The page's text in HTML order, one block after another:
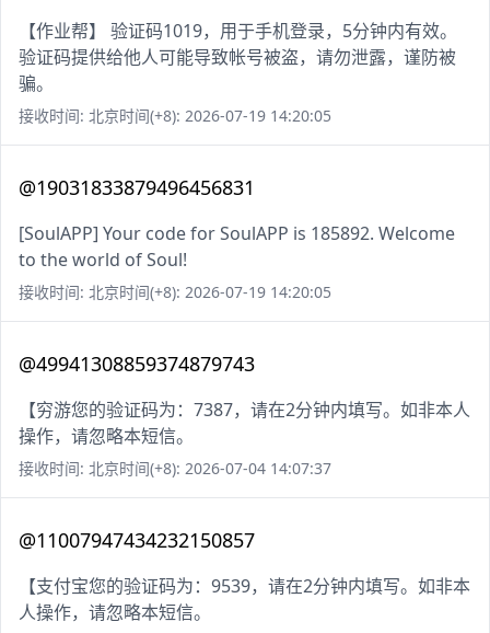
【作业帮】 验证码1019，用于手机登录，5分钟内有效。
验证码提供给他人可能导致帐号被盗，请勿泄露，谨防被
骗。
接收时间: 北京时间(+8): 2026-07-19 14:20:05
@19031833879496456831
[SoulAPP] Your code for SoulAPP is 185892. Welcome
to the world of Soul!
接收时间: 北京时间(+8): 2026-07-19 14:20:05
@49941308859374879743
【穷游您的验证码为：7387，请在2分钟内填写。如非本人
操作，请忽略本短信。
接收时间: 北京时间(+8): 2026-07-04 14:07:37
@11007947434232150857
【支付宝您的验证码为：9539，请在2分钟内填写。如非本
人操作，请忽略本短信。